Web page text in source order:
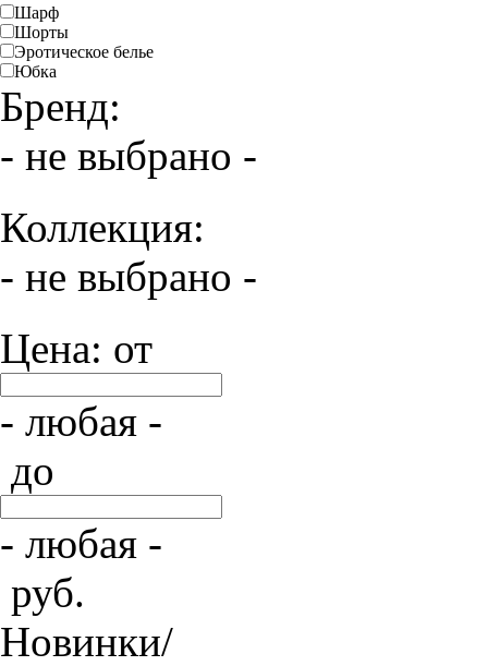
Шарф
Шорты
Эротическое белье
Юбка
Бренд:
- не выбрано -
Коллекция:
- не выбрано -
Цена: от
- любая -
до
- любая -
руб.
Новинки/